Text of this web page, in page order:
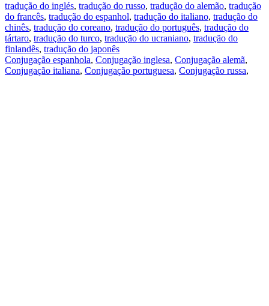
tradução do inglés, tradução do russo, tradução do alemão, tradução
do francês, tradução do espanhol, tradução do italiano, tradução do
chinês, tradução do coreano, tradução do português, tradução do
tártaro, tradução do turco, tradução do ucraniano, tradução do
finlandês, tradução do japonês
Conjugação espanhola, Conjugação inglesa, Conjugação alemã,
Conjugação italiana, Conjugação portuguesa, Conjugação russa,